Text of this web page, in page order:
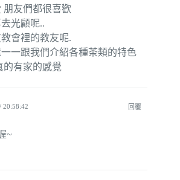
朋友們都很喜歡
光顧呢..
會裡的教友呢.
一跟我們介紹各種茶類的特色
的有家的感覺
20:58:42 回覆
~